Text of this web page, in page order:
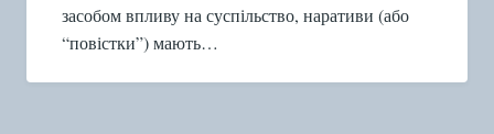
засобом впливу на суспільство, наративи (або
“повістки”) мають…